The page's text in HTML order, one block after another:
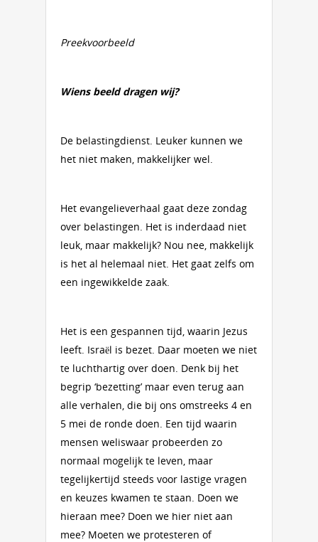
Preekvoorbeeld
Wiens beeld dragen wij?
De belastingdienst. Leuker kunnen we
het niet maken, makkelijker wel.
Het evangelieverhaal gaat deze zondag
over belastingen. Het is inderdaad niet
leuk, maar makkelijk? Nou nee, makkelijk
is het al helemaal niet. Het gaat zelfs om
een ingewikkelde zaak.
Het is een gespannen tijd, waarin Jezus
leeft. Israël is bezet. Daar moeten we niet
te luchthartig over doen. Denk bij het
begrip ‘bezetting’ maar even terug aan
alle verhalen, die bij ons omstreeks 4 en
5 mei de ronde doen. Een tijd waarin
mensen weliswaar probeerden zo
normaal mogelijk te leven, maar
tegelijkertijd steeds voor lastige vragen
en keuzes kwamen te staan. Doen we
hieraan mee? Doen we hier niet aan
mee? Moeten we protesteren of